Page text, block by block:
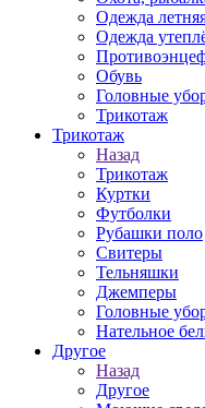
Одежда
Одежда
Обувь
Головные
Трикотаж
Трикотаж
Назад
Трикотаж
Куртки
Футболки
Рубашки поло
Свитеры
Тельняшки
Джемперы
Головные
Нательное
Другое
Назад
Другое